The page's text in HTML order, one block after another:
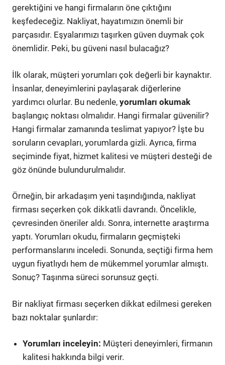
gerektiğini ve hangi firmaların öne çıktığını
keşfedeceğiz. Nakliyat, hayatımızın önemli bir
parçasıdır. Eşyalarımızı taşırken güven duymak çok
önemlidir. Peki, bu güveni nasıl bulacağız?
İlk olarak, müşteri yorumları çok değerli bir kaynaktır.
İnsanlar, deneyimlerini paylaşarak diğerlerine
yardımcı olurlar. Bu nedenle, yorumları okumak
başlangıç noktası olmalıdır. Hangi firmalar güvenilir?
Hangi firmalar zamanında teslimat yapıyor? İşte bu
soruların cevapları, yorumlarda gizli. Ayrıca, firma
seçiminde fiyat, hizmet kalitesi ve müşteri desteği de
göz önünde bulundurulmalıdır.
Örneğin, bir arkadaşım yeni taşındığında, nakliyat
firması seçerken çok dikkatli davrandı. Öncelikle,
çevresinden öneriler aldı. Sonra, internette araştırma
yaptı. Yorumları okudu, firmaların geçmişteki
performanslarını inceledi. Sonunda, seçtiği firma hem
uygun fiyatlıydı hem de mükemmel yorumlar almıştı.
Sonuç? Taşınma süreci sorunsuz geçti.
Bir nakliyat firması seçerken dikkat edilmesi gereken
bazı noktalar şunlardır:
Yorumları inceleyin: Müşteri deneyimleri, firmanın
kalitesi hakkında bilgi verir.